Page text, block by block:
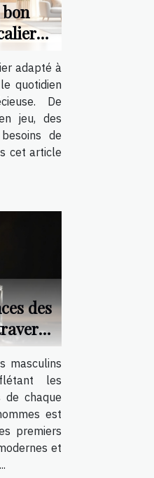
adapté à
quotidien
De
jeu, des
de
cet article
des
masculins
les
de chaque
est
premiers
et